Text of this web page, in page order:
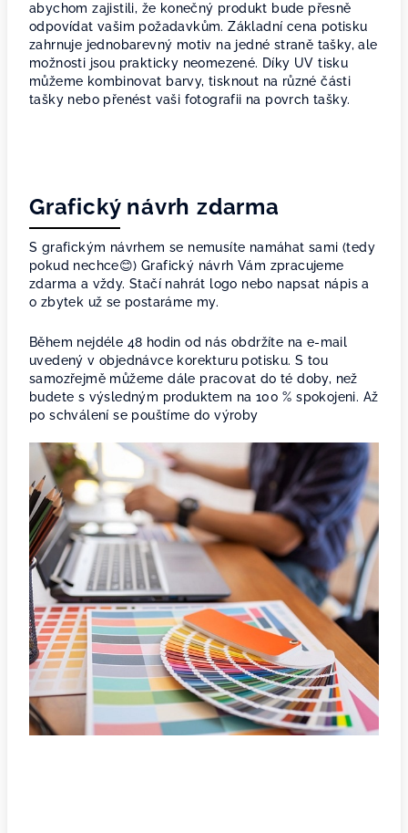
abychom zajistili, že konečný produkt bude přesně
odpovídat vašim požadavkům. Základní cena potisku
zahrnuje jednobarevný motiv na jedné straně tašky, ale
možnosti jsou prakticky neomezené. Díky UV tisku
můžeme kombinovat barvy, tisknout na různé části
tašky nebo přenést vaši fotografii na povrch tašky.
Grafický návrh zdarma
S grafickým návrhem se nemusíte namáhat sami (tedy
pokud nechce😊) Grafický návrh Vám zpracujeme
zdarma a vždy. Stačí nahrát logo nebo napsat nápis a
o zbytek už se postaráme my.
Během nejdéle 48 hodin od nás obdržíte na e-mail
uvedený v objednávce korekturu potisku. S tou
samozřejmě můžeme dále pracovat do té doby, než
budete s výsledným produktem na 100 % spokojeni. Až
po schválení se pouštíme do výroby